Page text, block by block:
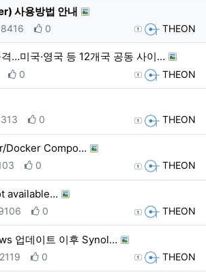
사용방법 안내
등록자 THEON
회 추천
0
…미국·영국 등 12개국 공동 사이…
등록자 THEON
회 추천
0
등록자 THEON
회 추천
0
Docker Compo…
등록자 THEON
추천
0
available…
등록자 THEON
회 추천
0
업데이트 이후 Synol…
등록자 THEON
회 추천
0